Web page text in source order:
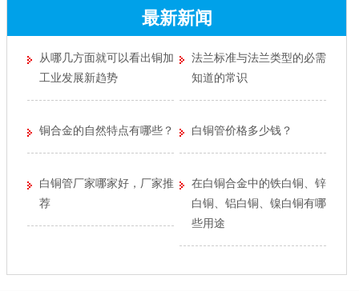
最新新闻
从哪几方面就可以看出铜加
工业发展新趋势
法兰标准与法兰类型的必需
知道的常识
铜合金的自然特点有哪些？ 白铜管价格多少钱？
白铜管厂家哪家好，厂家推
荐
在白铜合金中的铁白铜、锌
白铜、铝白铜、镍白铜有哪
些用途